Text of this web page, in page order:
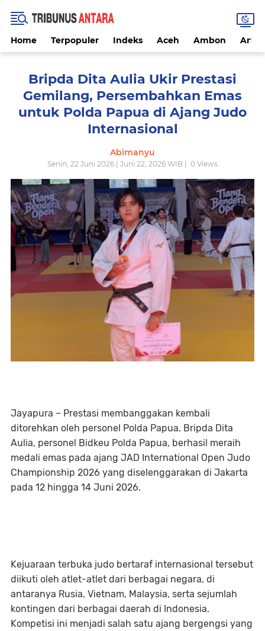
Home Terpopuler Indeks Aceh Ambon
Bripda Dita Aulia Ukir Prestasi
Gemilang, Persembahkan Emas
untuk Polda Papua di Ajang Judo
Internasional
Abimanyu
Senin, 22 Juni 2026 | Juni 22, 2026 WIB | 0 Views
Jayapura – Prestasi membanggakan kembali
ditorehkan oleh personel Polda Papua. Bripda Dita
Aulia, personel Bidkeu Polda Papua, berhasil meraih
medali emas pada ajang JAD International Open Judo
Championship 2026 yang diselenggarakan di Jakarta
pada 12 hingga 14 Juni 2026.
Kejuaraan terbuka judo bertaraf internasional tersebut
diikuti oleh atlet-atlet dari berbagai negara, di
antaranya Rusia, Vietnam, Malaysia, serta sejumlah
kontingen dari berbagai daerah di Indonesia.
Kompetisi ini menjadi salah satu ajang bergengsi yang